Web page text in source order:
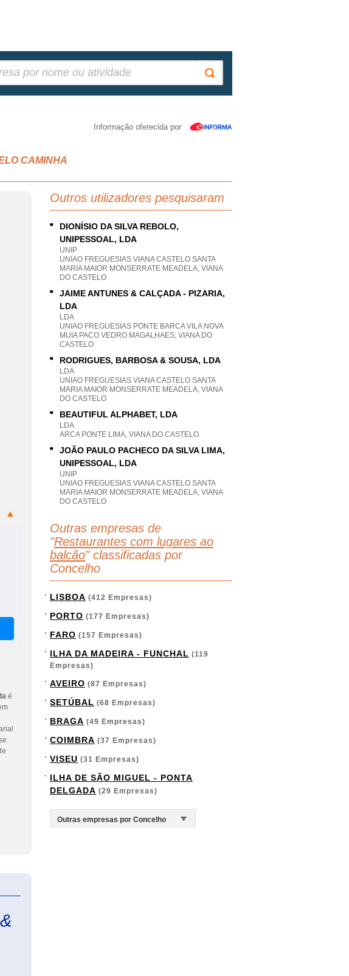
Informação oferecida por
CAMINHA
é
Outros utilizadores pesquisaram
DIONÍSIO DA SILVA REBOLO,
UNIPESSOAL, LDA
UNIP
UNIAO FREGUESIAS VIANA CASTELO SANTA
MARIA MAIOR MONSERRATE MEADELA, VIANA
DO CASTELO
JAIME ANTUNES & CALÇADA - PIZARIA,
LDA
LDA
UNIAO FREGUESIAS PONTE BARCA VILA NOVA
MUIA PACO VEDRO MAGALHAES, VIANA DO
CASTELO
RODRIGUES, BARBOSA & SOUSA, LDA
LDA
UNIAO FREGUESIAS VIANA CASTELO SANTA
MARIA MAIOR MONSERRATE MEADELA, VIANA
DO CASTELO
BEAUTIFUL ALPHABET, LDA
LDA
ARCA PONTE LIMA, VIANA DO CASTELO
JOÃO PAULO PACHECO DA SILVA LIMA,
UNIPESSOAL, LDA
UNIP
UNIAO FREGUESIAS VIANA CASTELO SANTA
MARIA MAIOR MONSERRATE MEADELA, VIANA
DO CASTELO
Outras empresas de
"Restaurantes com lugares ao
balcão" classificadas por
Concelho
LISBOA (412 Empresas)
PORTO (177 Empresas)
FARO (157 Empresas)
ILHA DA MADEIRA - FUNCHAL (119
Empresas)
AVEIRO (87 Empresas)
SETÚBAL (68 Empresas)
BRAGA (49 Empresas)
COIMBRA (37 Empresas)
VISEU (31 Empresas)
ILHA DE SÃO MIGUEL - PONTA
DELGADA (29 Empresas)